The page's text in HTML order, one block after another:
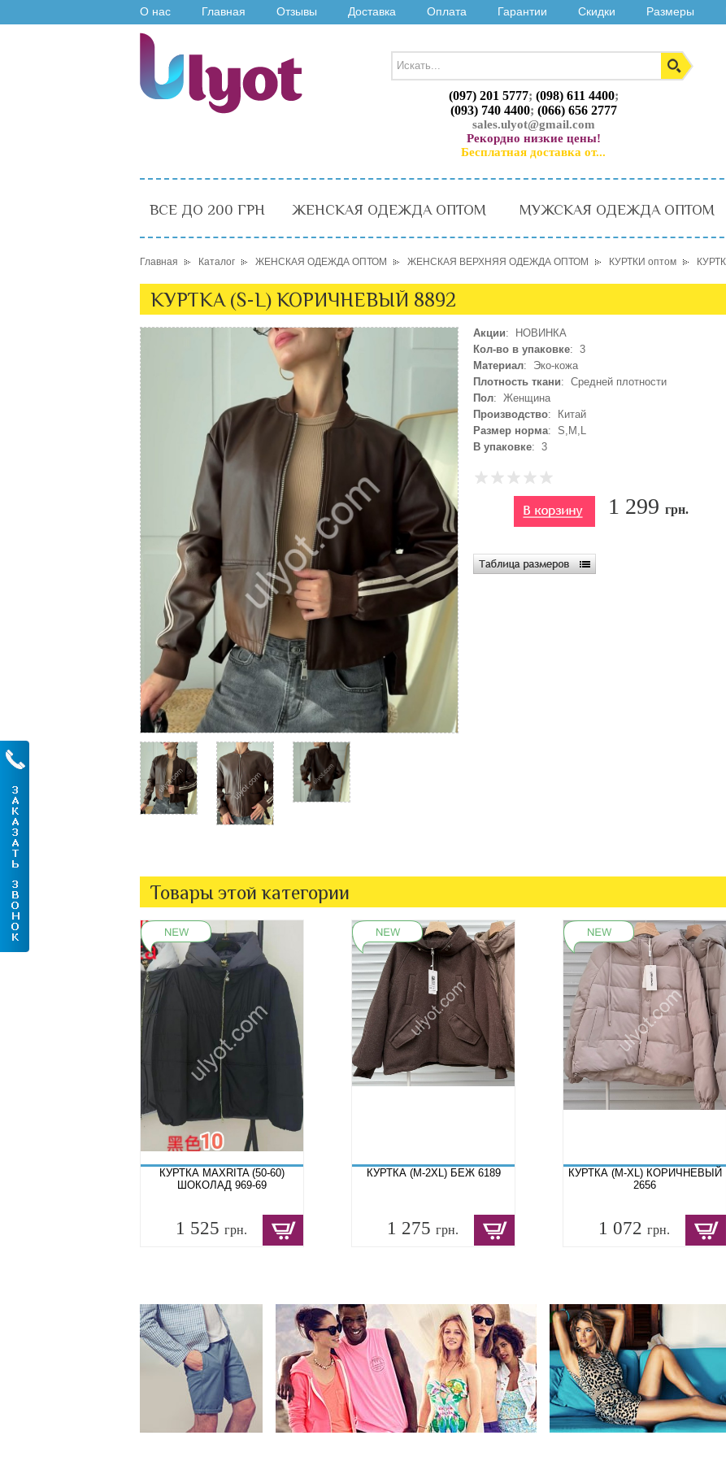
О нас Главная Отзывы Доставка Оплата Гарантии Скидки Размеры
(097) 201 5777; (098) 611 4400;
(093) 740 4400; (066) 656 2777
sales.ulyot@gmail.com
Рекордно низкие цены!
Бесплатная доставка от...
ВСЕ ДО 200 ГРН ЖЕНСКАЯ ОДЕЖДА ОПТОМ МУЖСКАЯ ОДЕЖДА ОПТОМ
Главная Каталог ЖЕНСКАЯ ОДЕЖДА ОПТОМ ЖЕНСКАЯ ВЕРХНЯЯ ОДЕЖДА ОПТОМ КУРТКИ оптом
КУРТКА (S-L) КОРИЧНЕВЫЙ 8892
Акции: НОВИНКА
Кол-во в упаковке: 3
Материал: Эко-кожа
Плотность ткани: Средней плотности
Пол: Женщина
Производство: Китай
Размер норма: S,M,L
В упаковке: 3
1 299 грн.
Товары этой категории
КУРТКА MAXRITA (50-60)
ШОКОЛАД 969-69
1 525 грн.
КУРТКА (M-2XL) БЕЖ 6189
1 275 грн.
КУРТКА (M-XL) КОРИЧНЕВЫЙ
2656
1 072 грн.